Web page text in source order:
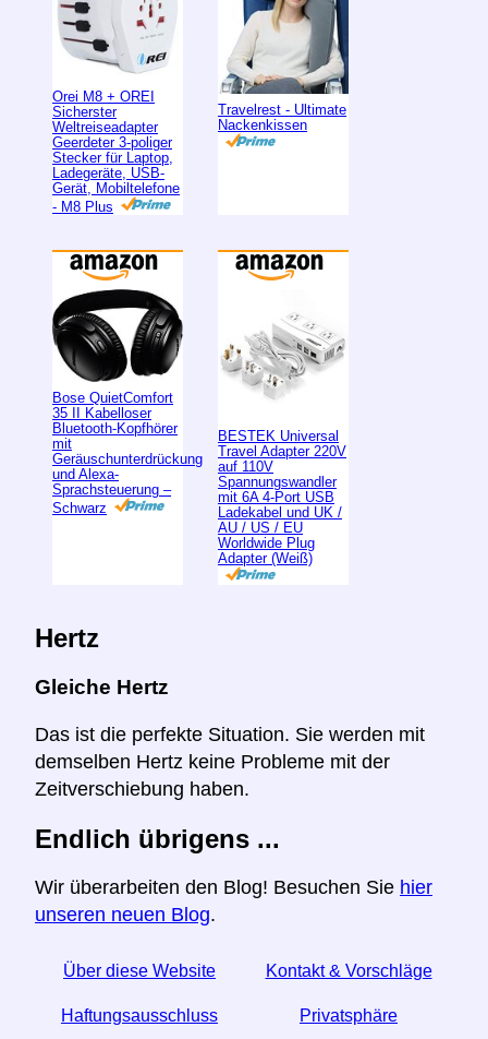
Orei M8 + OREI
Sicherster
Weltreiseadapter
Geerdeter 3-poliger
Stecker für Laptop,
Ladegeräte, USB-
Gerät, Mobiltelefone
- M8 Plus
Travelrest - Ultimate
Nackenkissen
Bose QuietComfort
35 II Kabelloser
Bluetooth-Kopfhörer
mit
Geräuschunterdrückung
und Alexa-
Sprachsteuerung –
Schwarz
BESTEK Universal
Travel Adapter 220V
auf 110V
Spannungswandler
mit 6A 4-Port USB
Ladekabel und UK /
AU / US / EU
Worldwide Plug
Adapter (Weiß)
Hertz
Gleiche Hertz
Das ist die perfekte Situation. Sie werden mit
demselben Hertz keine Probleme mit der
Zeitverschiebung haben.
Endlich übrigens ...
Wir überarbeiten den Blog! Besuchen Sie hier
unseren neuen Blog.
Über diese Website Kontakt & Vorschläge
Haftungsausschluss Privatsphäre